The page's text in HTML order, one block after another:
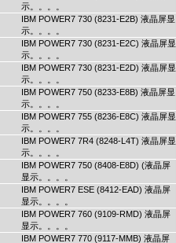
示。。。。
IBM POWER7 730 (8231-E2B) 液晶屏显
示。。。。
IBM POWER7 730 (8231-E2C) 液晶屏显
示。。。。
IBM POWER7 730 (8231-E2D) 液晶屏显
示。。。。
IBM POWER7 750 (8233-E8B) 液晶屏显
示。。。。
IBM POWER7 755 (8236-E8C) 液晶屏显
示。。。。
IBM POWER7 7R4 (8248-L4T) 液晶屏显
示。。。。
IBM POWER7 750 (8408-E8D) (液晶屏
显示。。。。
IBM POWER7 ESE (8412-EAD) 液晶屏
显示。。。。
IBM POWER7 760 (9109-RMD) 液晶屏
显示。。。。
IBM POWER7 770 (9117-MMB) 液晶屏